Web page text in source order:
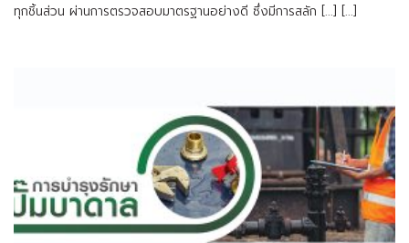
ทุกชิ้นส่วน ผ่านการตรวจสอบมาตรฐานอย่างดี ซึ่งมีการสลัก [...] [...]